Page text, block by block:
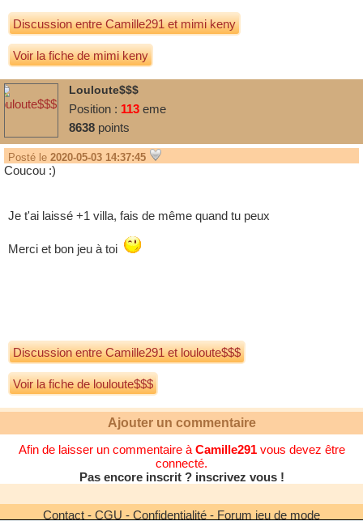
Discussion entreCamille291etmimi keny
Voir la fiche de mimi keny
Louloute$$$
Position : 113 eme
8638 points
Posté le 2020-05-03 14:37:45
Coucou :)
Je t'ai laissé +1 villa, fais de même quand tu peux
Merci et bon jeu à toi
Discussion entreCamille291etlouloute$$$
Voir la fiche de louloute$$$
Ajouter un commentaire
Afin de laisser un commentaire à Camille291vous devez être
connecté.
Pas encore inscrit ? inscrivez vous !
Contact - CGU - Confidentialité - Forum jeu de mode